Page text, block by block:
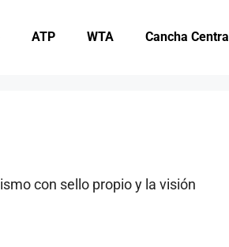
ATP WTA Cancha Central
con sello propio y la visión